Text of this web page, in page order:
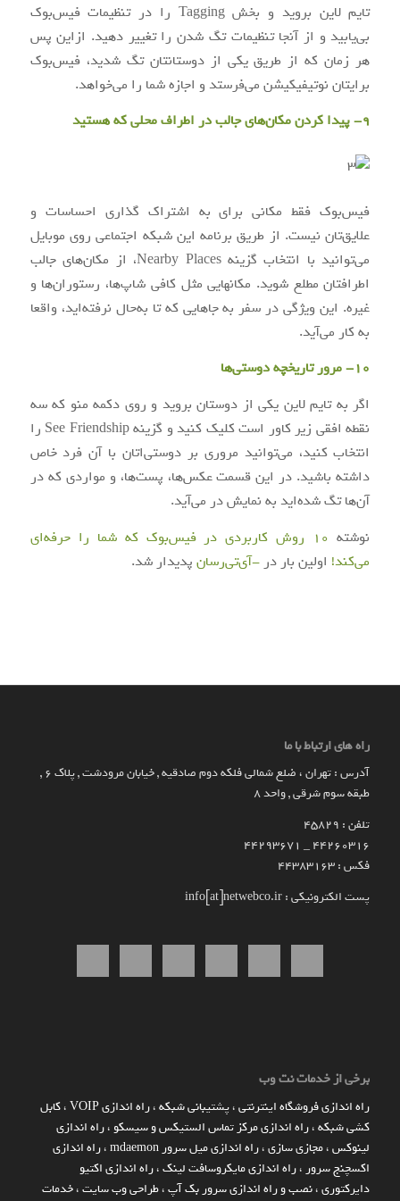
تایم لاین بروید و بخش Tagging را در تنظیمات فیس‌بوک
بی‌یابید و از آنجا تنظیمات تگ شدن را تغییر دهید. ازاین پس
هر زمان که از طریق یکی از دوستانتان تگ شدید، فیس‌بوک
برایتان نوتیفیکیشن می‌فرستد و اجازه شما را می‌خواهد.
9- پیدا کردن مکان‌های جالب در اطراف محلی که هستید
فیس‌بوک فقط مکانی برای به اشتراک گذاری احساسات و
علایق‌تان نیست. از طریق برنامه این شبکه اجتماعی روی موبایل
می‌توانید با انتخاب گزینه Nearby Places، از مکان‌های جالب
اطرافتان مطلع شوید. مکانهایی مثل کافی شاپ‌ها، رستوران‌ها و
غیره. این ویژگی در سفر به جاهایی که تا به‌حال نرفته‌اید، واقعا
به کار می‌آید.
10- مرور تاریخچه دوستی‌ها
اگر به تایم لاین یکی از دوستان بروید و روی دکمه منو که سه
نقطه افقی زیر کاور است کلیک کنید و گزینه See Friendship را
انتخاب کنید، می‌توانید مروری بر دوستی‌اتان با آن فرد خاص
داشته باشید. در این قسمت عکس‌ها، پست‌ها، و مواردی که در
آن‌ها تگ شده‌اید به نمایش در می‌آید.
نوشته
10 روش کاربردی در فیس‌بوک که شما را حرفه‌ای
می‌کند! اولین بار در -آی‌تی‌رسانپدیدار شد.
راه های ارتباط با ما
آدرس : تهران ، ضلع شمالی فلکه دوم صادقیه , خیابان مرودشت , پلاک ۶ ,
طبقه سوم شرقی , واحد ۸
تلفن : 45829
۴۴۲۶۰۳۱۶ _ 44293671
فکس : 44383163
پست الکترونیکی : info[at]netwebco.ir
برخی از خدمات نت وب
راه اندازي فروشگاه اينترنتي،پشتیبانی شبکه،راه اندازی VOIP ،کابل
کشی شبکه،راه اندازی مرکز تماس الستیکس و سیسکو ،راه اندازی
لینوکس،مجازی سازی،راه اندازی میل سرور mdaemon ،راه اندازی
اکسچنج سرور ،راه اندازی مایکروسافت لینک،راه اندازی اکتیو
دایرکتوری،نصب و راه اندازی سرور بک آپ،طراحی وب سایت،خدمات